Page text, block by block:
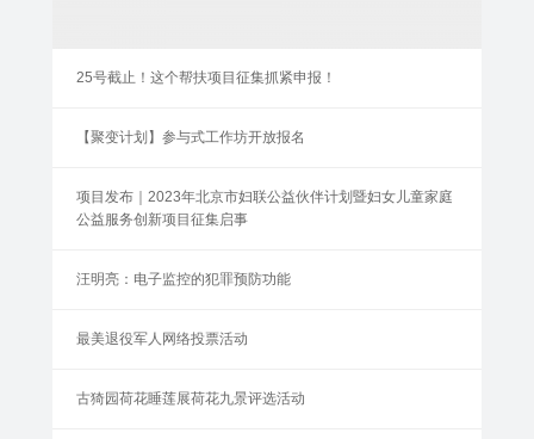
25号截止！这个帮扶项目征集抓紧申报！
【聚变计划】参与式工作坊开放报名
项目发布｜2023年北京市妇联公益伙伴计划暨妇女儿童家庭
公益服务创新项目征集启事
汪明亮：电子监控的犯罪预防功能
最美退役军人网络投票活动
古猗园荷花睡莲展荷花九景评选活动